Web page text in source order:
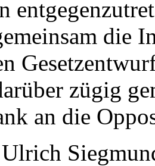
die
zügig
an die